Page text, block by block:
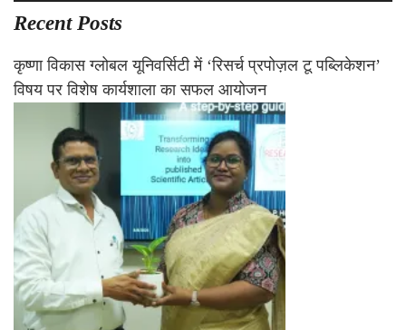
Recent Posts
कृष्णा विकास ग्लोबल यूनिवर्सिटी में ‘रिसर्च प्रपोज़ल टू पब्लिकेशन’
विषय पर विशेष कार्यशाला का सफल आयोजन